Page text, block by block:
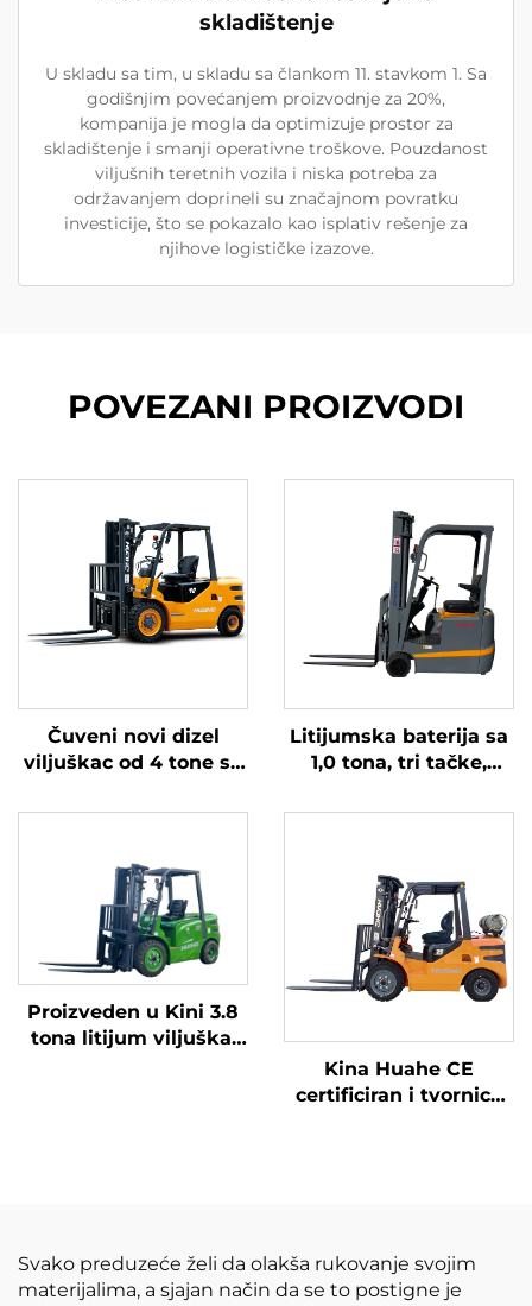
skladištenje
U skladu sa tim, u skladu sa člankom 11. stavkom 1. Sa
godišnjim povećanjem proizvodnje za 20%,
kompanija je mogla da optimizuje prostor za
skladištenje i smanji operativne troškove. Pouzdanost
viljušnih teretnih vozila i niska potreba za
održavanjem doprineli su značajnom povratku
investicije, što se pokazalo kao isplativ rešenje za
njihove logističke izazove.
POVEZANI PROIZVODI
Čuveni novi dizel
viljuškac od 4 tone sa
japanskim ISUZU
Litijumska baterija sa
1,0 tona, tri tačke,
litijumska baterija,
Proizveden u Kini 3.8
tona litijum viljuška,
Kina Huahe CE
certificiran i tvornica
Svako preduzeće želi da olakša rukovanje svojim
materijalima, a sjajan način da se to postigne je